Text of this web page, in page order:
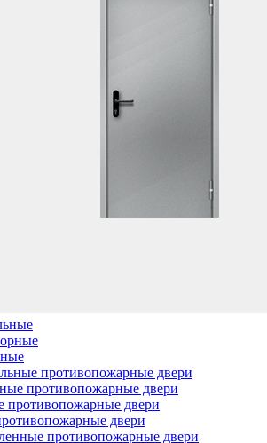
противопожарные двери
двери